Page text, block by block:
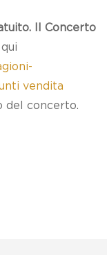
Il Concerto
vendita
del concerto.